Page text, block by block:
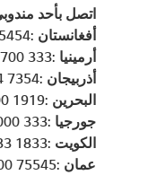
اتصل بأحد
أفغانستان :5454
أرمينيا :333 700 060
أذربيجان :7354 404(99412+)
البحرين :1919 8000
جورجيا :333 000 2 032
الكويت :1833 333
عمان :75545 800